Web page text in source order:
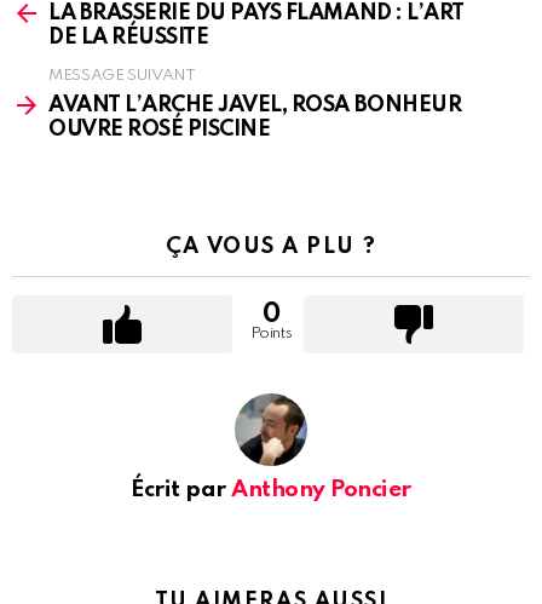
moreLA BRASSERIE DU PAYS FLAMAND : L’ART
DE LA RÉUSSITE
MESSAGE SUIVANT
AVANT L’ARCHE JAVEL, ROSA BONHEUR
OUVRE ROSÉ PISCINE
ÇA VOUS A PLU ?
0
Points
Écrit parAnthony Poncier